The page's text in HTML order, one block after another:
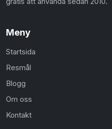
Meny
Startsida
Resmål
Blogg
Om oss
Kontakt